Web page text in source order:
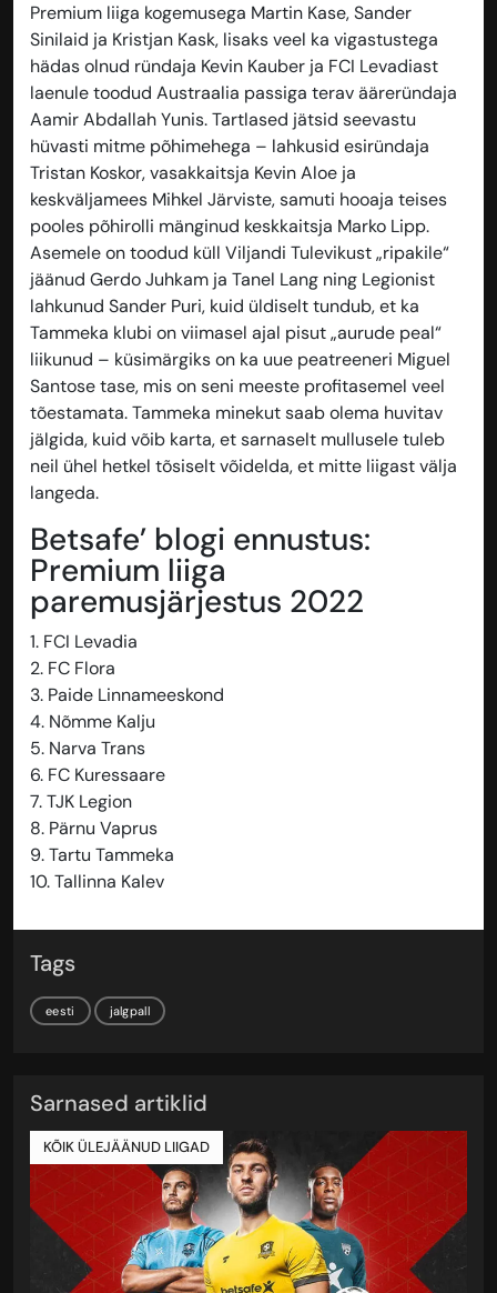
Premium liiga kogemusega Martin Kase, Sander
Sinilaid ja Kristjan Kask, lisaks veel ka vigastustega
hädas olnud ründaja Kevin Kauber ja FCI Levadiast
laenule toodud Austraalia passiga terav ääreründaja
Aamir Abdallah Yunis. Tartlased jätsid seevastu
hüvasti mitme põhimehega – lahkusid esiründaja
Tristan Koskor, vasakkaitsja Kevin Aloe ja
keskväljamees Mihkel Järviste, samuti hooaja teises
pooles põhirolli mänginud keskkaitsja Marko Lipp.
Asemele on toodud küll Viljandi Tulevikust „ripakile“
jäänud Gerdo Juhkam ja Tanel Lang ning Legionist
lahkunud Sander Puri, kuid üldiselt tundub, et ka
Tammeka klubi on viimasel ajal pisut „aurude peal“
liikunud – küsimärgiks on ka uue peatreeneri Miguel
Santose tase, mis on seni meeste profitasemel veel
tõestamata. Tammeka minekut saab olema huvitav
jälgida, kuid võib karta, et sarnaselt mullusele tuleb
neil ühel hetkel tõsiselt võidelda, et mitte liigast välja
langeda.
Betsafe’ blogi ennustus:
Premium liiga
paremusjärjestus 2022
1. FCI Levadia
2. FC Flora
3. Paide Linnameeskond
4. Nõmme Kalju
5. Narva Trans
6. FC Kuressaare
7. TJK Legion
8. Pärnu Vaprus
9. Tartu Tammeka
10. Tallinna Kalev
Tags
eesti jalgpall
Sarnased artiklid
KÕIK ÜLEJÄÄNUD LIIGAD